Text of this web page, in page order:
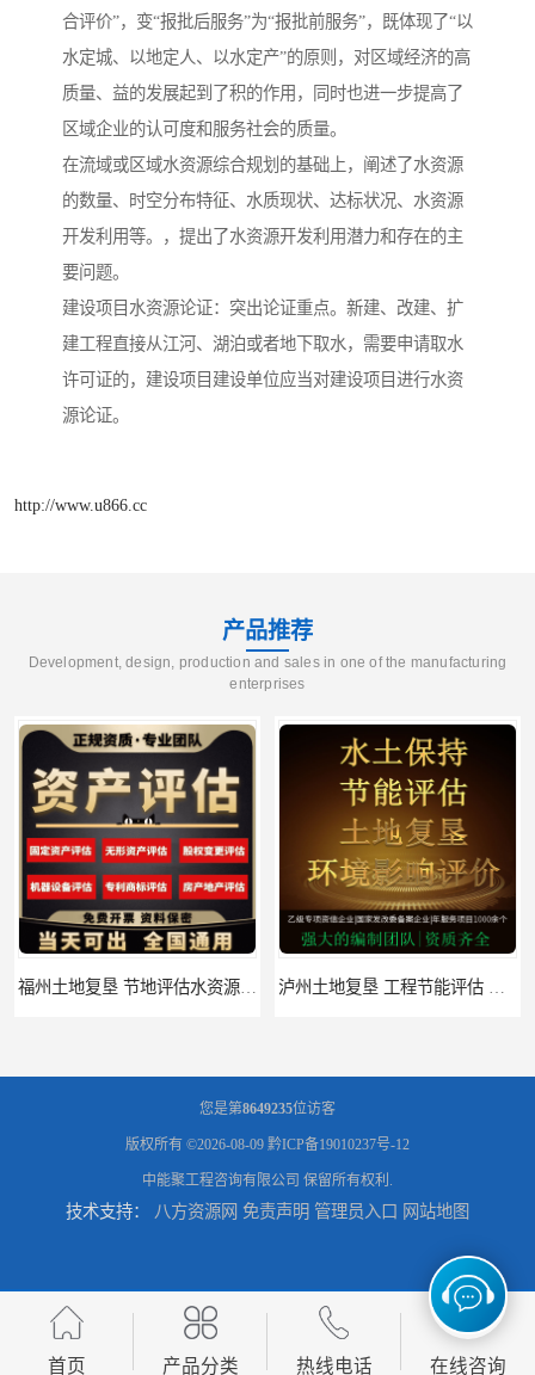
合评价”，变“报批后服务”为“报批前服务”，既体现了“以
水定城、以地定人、以水定产”的原则，对区域经济的高
质量、益的发展起到了积的作用，同时也进一步提高了
区域企业的认可度和服务社会的质量。
在流域或区域水资源综合规划的基础上，阐述了水资源
的数量、时空分布特征、水质现状、达标状况、水资源
开发利用等。，提出了水资源开发利用潜力和存在的主
要问题。
建设项目水资源论证：突出论证重点。新建、改建、扩
建工程直接从江河、湖泊或者地下取水，需要申请取水
许可证的，建设项目建设单位应当对建设项目进行水资
源论证。
http://www.u866.cc
产品推荐
Development, design, production and sales in one of the manufacturing
enterprises
文山土地复垦 安全应急预案 公司 赤峰市水土保持方案 防洪影响评价 公司
您是第8649235位访客
版权所有 ©2026-08-09 黔ICP备19010237号-12
中能聚工程咨询有限公司 保留所有权利.
技术支持： 八方资源网 免责声明 管理员入口 网站地图
首页 产品分类 热线电话 在线咨询